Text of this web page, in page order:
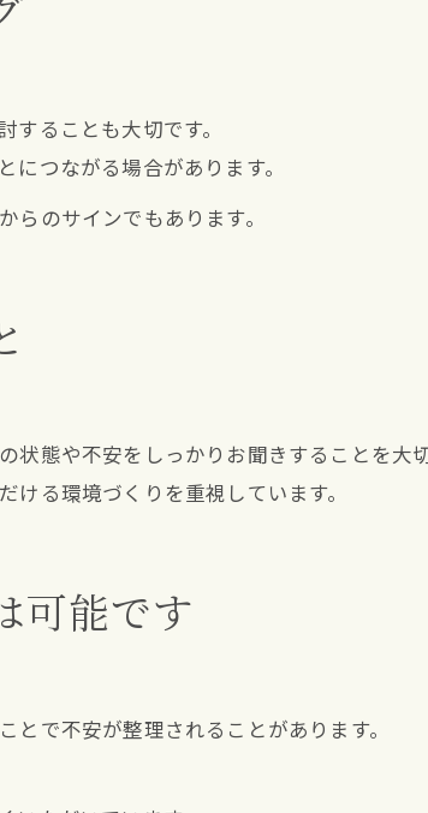
ることも大切です。
つながる場合があります。
のサインでもあります。
状態や不安をしっかりお聞きすることを大
る環境づくりを重視しています。
可能です
で不安が整理されることがあります。